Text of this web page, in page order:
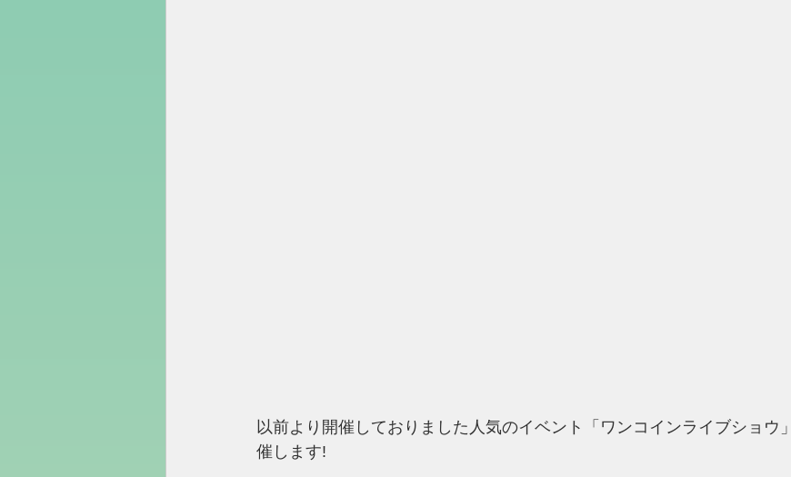
以前より開催しておりました人気のイベント「ワンコインライブショウ
催します!